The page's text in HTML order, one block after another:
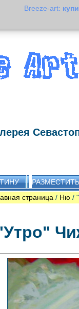
Breeze-art:
страница / Ню /